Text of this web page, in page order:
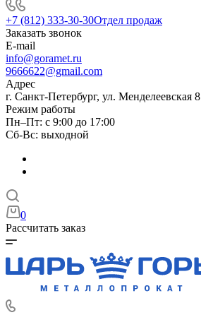
+7 (812) 333-30-30Отдел продаж
Заказать звонок
E-mail
info@goramet.ru
9666622@gmail.com
Адрес
г. Санкт-Петербург, ул. Менделеевская 8
Режим работы
Пн–Пт: с 9:00 до 17:00
Сб-Вс: выходной
0
Рассчитать заказ